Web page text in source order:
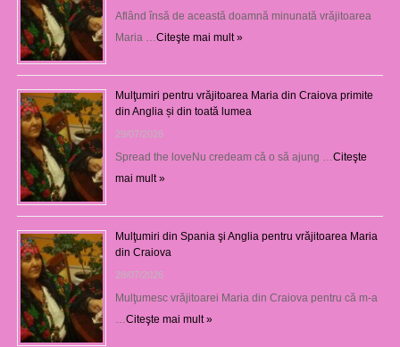
Aflând însă de această doamnă minunată vrăjitoarea
Maria … Citeşte mai mult »
Mulţumiri pentru vrăjitoarea Maria din Craiova primite
din Anglia și din toată lumea
29/07/2026
Spread the loveNu credeam că o să ajung … Citeşte
mai mult »
Mulţumiri din Spania şi Anglia pentru vrăjitoarea Maria
din Craiova
28/07/2026
Mulţumesc vrăjitoarei Maria din Craiova pentru că m-a
Citeşte mai mult »